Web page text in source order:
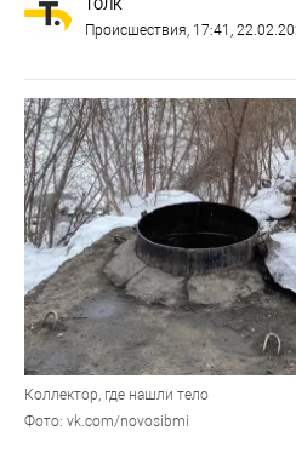
ТОЛК
Происшествия , 17:41,
Коллектор, где нашли тело
Фото: vk.com/novosibmi